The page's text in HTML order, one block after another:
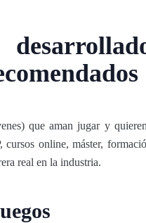
que aman jugar y
online, máster,
real en la industria.